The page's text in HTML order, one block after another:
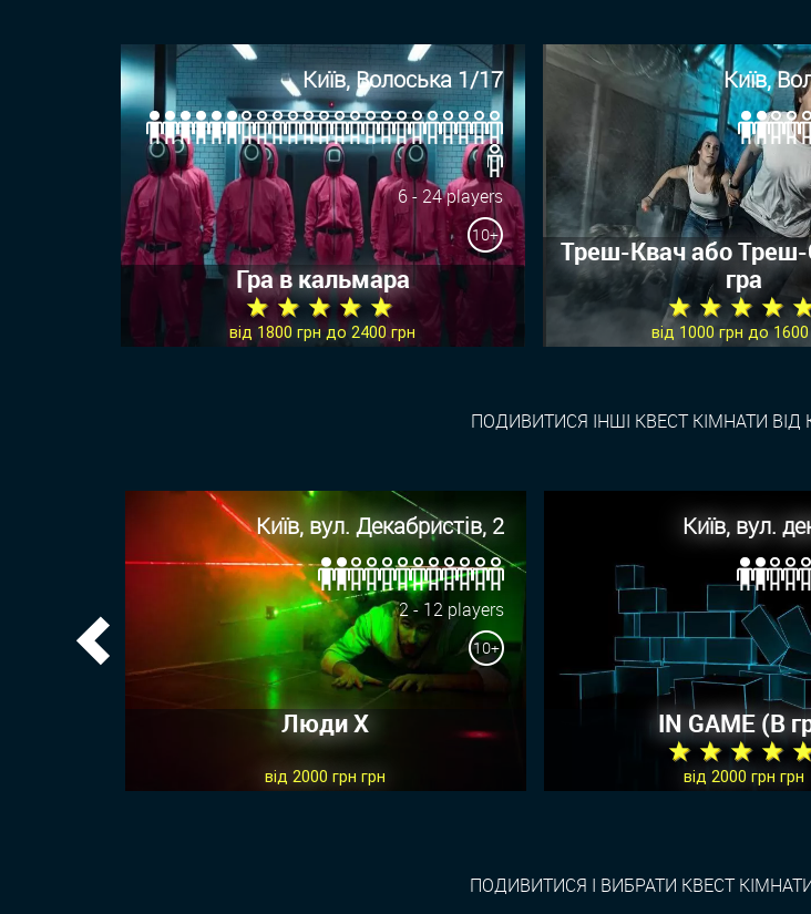
Київ, Волоська 1/17
6 - 24 players
10+
Гра в кальмара
★ ★ ★ ★ ★
від 1800 грн до 2400 грн
Київ,
Треш-Квач або
гра
★ ★ ★ ★
від 1000 грн до 1600
ПОДИВИТИСЯ ІНШІ КВЕСТ КІМНАТИ ВІД
Київ, вул. Декабристів, 2
2 - 12 players
10+
Люди Х
від 2000 грн грн
Київ, вул.
IN GAME (В
★ ★ ★ ★
від 2000 грн грн
Previous
ПОДИВИТИСЯ І ВИБРАТИ КВЕСТ